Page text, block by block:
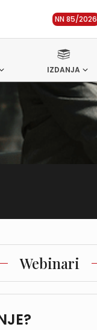
NN 85/2026
IZDANJA
Webinari